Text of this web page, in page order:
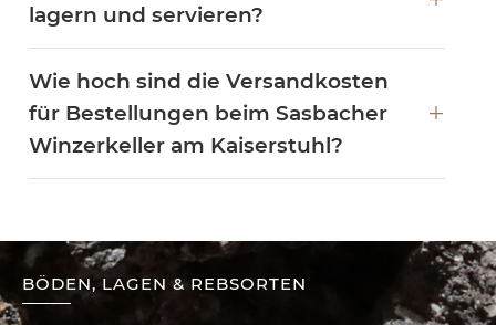
lagern und servieren?
Wie hoch sind die Versandkosten
für Bestellungen beim Sasbacher
Winzerkeller am Kaiserstuhl?
BÖDEN, LAGEN & REBSORTEN